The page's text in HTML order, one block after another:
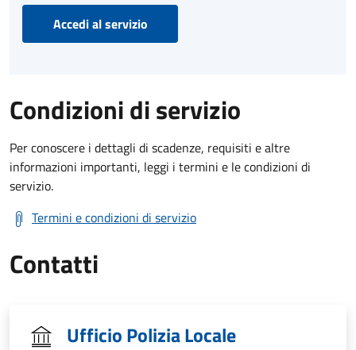
Accedi al servizio
Condizioni di servizio
Per conoscere i dettagli di scadenze, requisiti e altre
informazioni importanti, leggi i termini e le condizioni di
servizio.
Termini e condizioni di servizio
Contatti
Ufficio Polizia Locale